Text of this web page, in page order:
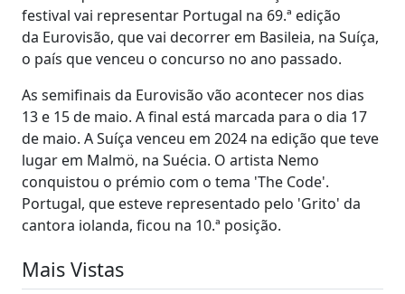
festival vai representar Portugal na 69.ª edição
da Eurovisão, que vai decorrer em Basileia, na Suíça,
o país que venceu o concurso no ano passado.
As semifinais da Eurovisão vão acontecer nos dias
13 e 15 de maio. A final está marcada para o dia 17
de maio. A Suíça venceu em 2024 na edição que teve
lugar em Malmö, na Suécia. O artista Nemo
conquistou o prémio com o tema 'The Code'.
Portugal, que esteve representado pelo 'Grito' da
cantora iolanda, ficou na 10.ª posição.
Mais Vistas